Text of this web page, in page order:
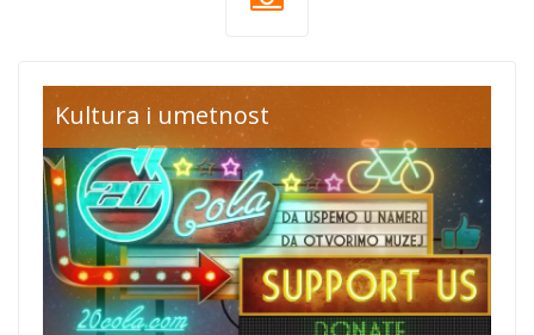
muzej-
kampanja.png
Kultura i umetnost